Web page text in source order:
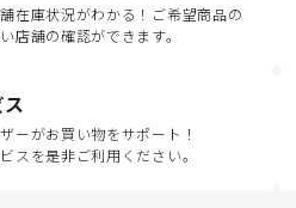
在庫状況がわかる！ご希望商品の
店舗の確認ができます。
ーがお買い物をサポート！
スを是非ご利用ください。